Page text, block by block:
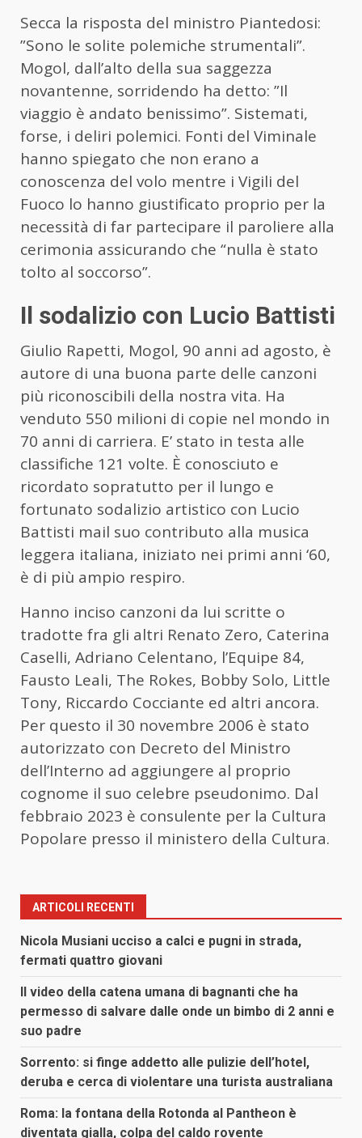
Secca la risposta del ministro Piantedosi:
”Sono le solite polemiche strumentali”.
Mogol, dall’alto della sua saggezza
novantenne, sorridendo ha detto: ”Il
viaggio è andato benissimo”. Sistemati,
forse, i deliri polemici. Fonti del Viminale
hanno spiegato che non erano a
conoscenza del volo mentre i Vigili del
Fuoco lo hanno giustificato proprio per la
necessità di far partecipare il paroliere alla
cerimonia assicurando che “nulla è stato
tolto al soccorso”.
Il sodalizio con Lucio Battisti
Giulio Rapetti, Mogol, 90 anni ad agosto, è
autore di una buona parte delle canzoni
più riconoscibili della nostra vita. Ha
venduto 550 milioni di copie nel mondo in
70 anni di carriera. E’ stato in testa alle
classifiche 121 volte. È conosciuto e
ricordato sopratutto per il lungo e
fortunato sodalizio artistico con Lucio
Battisti mail suo contributo alla musica
leggera italiana, iniziato nei primi anni ‘60,
è di più ampio respiro.
Hanno inciso canzoni da lui scritte o
tradotte fra gli altri Renato Zero, Caterina
Caselli, Adriano Celentano, l’Equipe 84,
Fausto Leali, The Rokes, Bobby Solo, Little
Tony, Riccardo Cocciante ed altri ancora.
Per questo il 30 novembre 2006 è stato
autorizzato con Decreto del Ministro
dell’Interno ad aggiungere al proprio
cognome il suo celebre pseudonimo. Dal
febbraio 2023 è consulente per la Cultura
Popolare presso il ministero della Cultura.
ARTICOLI RECENTI
Nicola Musiani ucciso a calci e pugni in strada,
fermati quattro giovani
Il video della catena umana di bagnanti che ha
permesso di salvare dalle onde un bimbo di 2 anni e
suo padre
Sorrento: si finge addetto alle pulizie dell’hotel,
deruba e cerca di violentare una turista australiana
Roma: la fontana della Rotonda al Pantheon è
diventata gialla, colpa del caldo rovente